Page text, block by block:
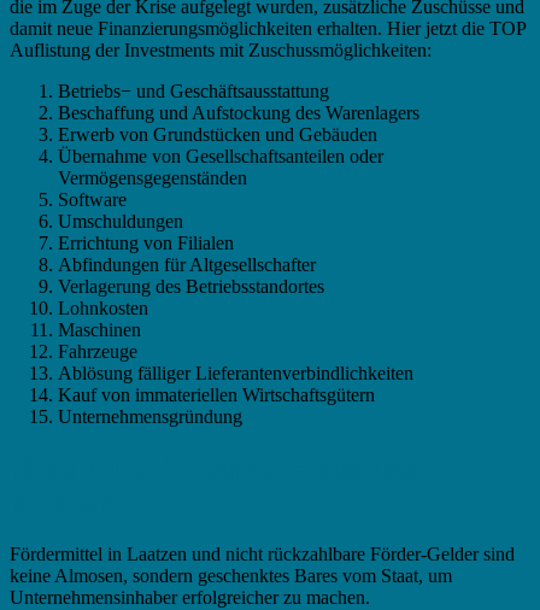
die im Zuge der Krise aufgelegt wurden, zusätzliche Zuschüsse und
damit neue Finanzierungsmöglichkeiten erhalten. Hier jetzt die TOP
Auflistung der Investments mit Zuschussmöglichkeiten:
Betriebs− und Geschäftsausstattung
Beschaffung und Aufstockung des Warenlagers
Erwerb von Grundstücken und Gebäuden
Übernahme von Gesellschaftsanteilen oder
Vermögensgegenständen
Software
Umschuldungen
Errichtung von Filialen
Abfindungen für Altgesellschafter
Verlagerung des Betriebsstandortes
Lohnkosten
Maschinen
Fahrzeuge
Ablösung fälliger Lieferantenverbindlichkeiten
Kauf von immateriellen Wirtschaftsgütern
Unternehmensgründung
Fördermittel in Laatzen und nicht rückzahlbare Förder-Gelder sind
keine Almosen, sondern geschenktes Bares vom Staat, um
Unternehmensinhaber erfolgreicher zu machen.